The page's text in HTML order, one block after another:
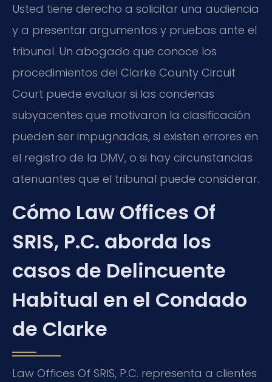
Usted tiene derecho a solicitar una audiencia
y a presentar argumentos y pruebas ante el
tribunal. Un abogado que conoce los
procedimientos del Clarke County Circuit
Court puede evaluar si las condenas
subyacentes que motivaron la clasificación
pueden ser impugnadas, si existen errores en
el registro de la DMV, o si hay circunstancias
atenuantes que el tribunal puede considerar.
Cómo Law Offices Of
SRIS, P.C. aborda los
casos de Delincuente
Habitual en el Condado
de Clarke
Law Offices Of SRIS, P.C. representa a clientes